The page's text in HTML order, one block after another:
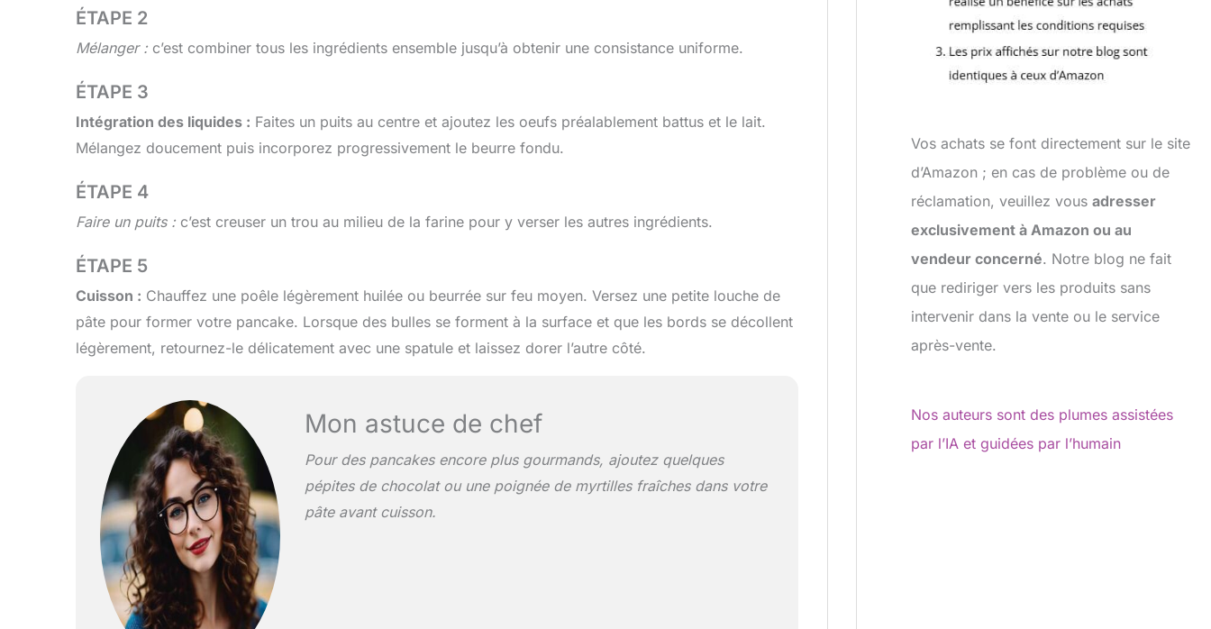
ÉTAPE 2
Mélanger : c’est combiner tous les ingrédients ensemble jusqu’à obtenir une consistance uniforme.
ÉTAPE 3
Intégration des liquides : Faites un puits au centre et ajoutez les oeufs préalablement battus et le lait.
Mélangez doucement puis incorporez progressivement le beurre fondu.
ÉTAPE 4
Faire un puits : c’est creuser un trou au milieu de la farine pour y verser les autres ingrédients.
ÉTAPE 5
Cuisson : Chauffez une poêle légèrement huilée ou beurrée sur feu moyen. Versez une petite louche de
pâte pour former votre pancake. Lorsque des bulles se forment à la surface et que les bords se décollent
légèrement, retournez-le délicatement avec une spatule et laissez dorer l’autre côté.
Mon astuce de chef
Pour des pancakes encore plus gourmands, ajoutez quelques
pépites de chocolat ou une poignée de myrtilles fraîches dans votre
pâte avant cuisson.
Vos achats se font directement sur le site
d’Amazon ; en cas de problème ou de
réclamation, veuillez vousadresser
exclusivement à Amazon ou au
vendeur concerné. Notre blog ne fait
que rediriger vers les produits sans
intervenir dans la vente ou le service
après-vente.
Nos auteurs sont des plumes assistées
par l’IA et guidées par l’humain